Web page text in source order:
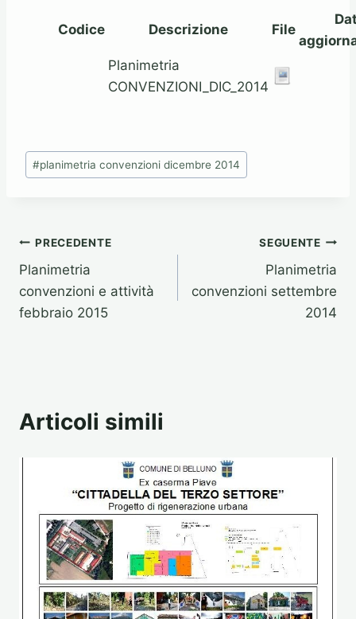
Codice Descrizione File
Planimetria
CONVENZIONI_DIC_2014
Tag
articolo:
#planimetria convenzioni dicembre 2014
Navigazione
articoli
PRECEDENTE
Planimetria
convenzioni e attività
febbraio 2015
SEGUENTE
Planimetria
convenzioni settembre
2014
Articoli simili